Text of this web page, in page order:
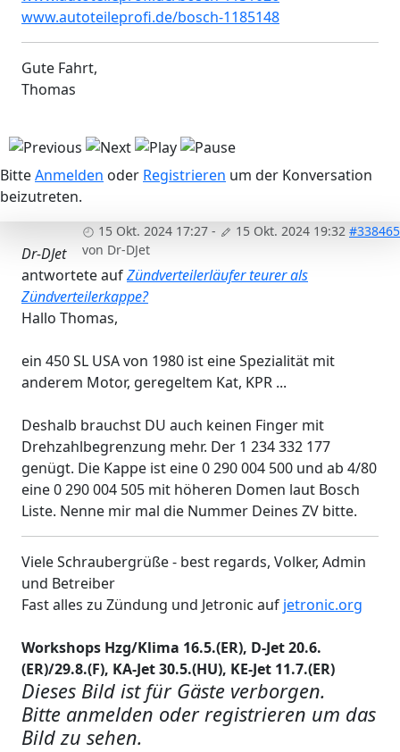
www.autoteileprofi.de/bosch-1185148
Gute Fahrt,
Thomas
BitteAnmelden oder Registrieren um der Konversation
beizutreten.
15 Okt. 2024 17:27 - 15 Okt. 2024 19:32 #338465
von Dr-DJet
Dr-DJet
antwortete aufZündverteilerläufer teurer als
Zündverteilerkappe?
Hallo Thomas,
ein 450 SL USA von 1980 ist eine Spezialität mit
anderem Motor, geregeltem Kat, KPR ...
Deshalb brauchst DU auch keinen Finger mit
Drehzahlbegrenzung mehr. Der 1 234 332 177
genügt. Die Kappe ist eine 0 290 004 500 und ab 4/80
eine 0 290 004 505 mit höheren Domen laut Bosch
Liste. Nenne mir mal die Nummer Deines ZV bitte.
Viele Schraubergrüße - best regards, Volker, Admin
und Betreiber
Fast alles zu Zündung und Jetronic auf jetronic.org
Workshops Hzg/Klima 16.5.(ER), D-Jet 20.6.
(ER)/29.8.(F), KA-Jet 30.5.(HU), KE-Jet 11.7.(ER)
Dieses Bild ist für Gäste verborgen.
Bitte anmelden oder registrieren um das
Bild zu sehen.